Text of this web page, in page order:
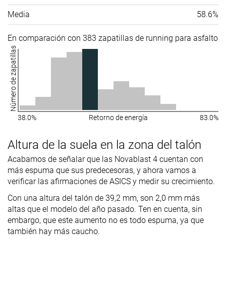
Media 58.6%
En comparación con 383 zapatillas de running para asfalto
Número de zapatillas
38.0% Retorno de energía 83.0%
Altura de la suela en la zona del talón
Acabamos de señalar que las Novablast 4 cuentan con
más espuma que sus predecesoras, y ahora vamos a
verificar las afirmaciones de ASICS y medir su crecimiento.
Con una altura del talón de 39,2 mm, son 2,0 mm más
altas que el modelo del año pasado. Ten en cuenta, sin
embargo, que este aumento no es todo espuma, ya que
también hay más caucho.